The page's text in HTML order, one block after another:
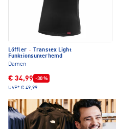
Löffler ·
Transtex Light
Funktionsunterhemd
Damen
€ 34,99 -30 %
UVP* € 49,99